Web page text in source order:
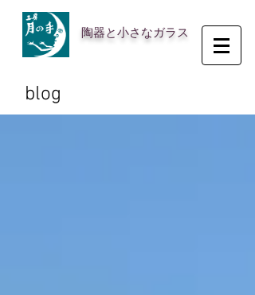
陶器と小さなガラス
blog